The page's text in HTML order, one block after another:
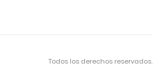
Todos los derechos reservados.